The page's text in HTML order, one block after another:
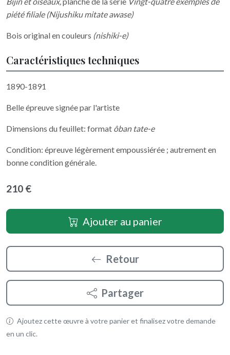
piété filiale (Nijushiku mitate awase)
Bois original en couleurs (nishiki-e)
Caractéristiques techniques
1890-1891
Belle épreuve signée par l'artiste
Dimensions du feuillet: format ôban tate-e
Condition: épreuve légèrement empoussiérée ; autrement en
bonne condition générale.
210 €
Ajouter au panier
Retour
Partager
Ajoutez cette œuvre à votre panier et finalisez votre demande
en un clic.